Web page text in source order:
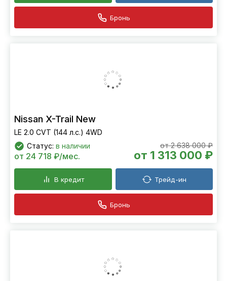
Бронь
Nissan X-Trail New
LE 2.0 CVT (144 л.с.) 4WD
Статус: в наличии от 2 638 000 ₽
от 1 313 000 ₽
от 24 718 ₽/мес.
В кредит Трейд-ин
Бронь